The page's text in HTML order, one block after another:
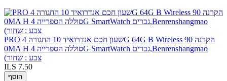
PRO שעון חכם אנדרואיד 10 החגורה 4G 64G B Wireless הקרנה 90
0MA H סוללה הספרייה 4G SmartWatch גברים,Benrenshangmao
(צבע : שחור
ILS 7.50
הוסף